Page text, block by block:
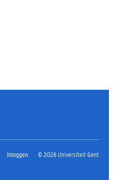
Inloggen © 2026 Universiteit Gent